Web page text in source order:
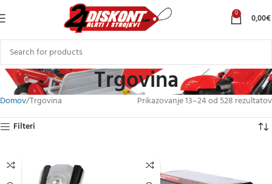
0 0,00€
Trgovina
Domov Trgovina
Prikazovanje 25–36 od 528 rezultatov
Filteri